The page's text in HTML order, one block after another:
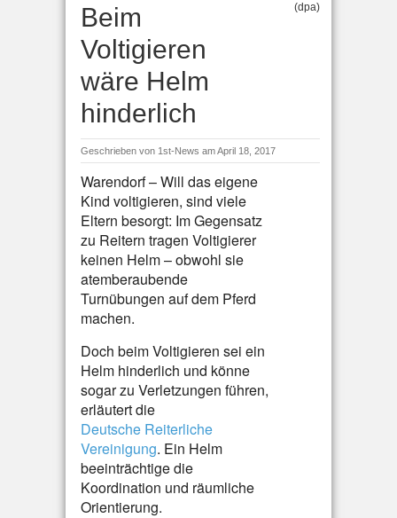
Beim
Voltigieren
wäre Helm
hinderlich
(dpa)
Geschrieben von 1st-News am April 18, 2017
Warendorf – Will das eigene
Kind voltigieren, sind viele
Eltern besorgt: Im Gegensatz
zu Reitern tragen Voltigierer
keinen Helm – obwohl sie
atemberaubende
Turnübungen auf dem Pferd
machen.
Doch beim Voltigieren sei ein
Helm hinderlich und könne
sogar zu Verletzungen führen,
erläutert die
Deutsche Reiterliche
Vereinigung. Ein Helm
beeinträchtige die
Koordination und räumliche
Orientierung.